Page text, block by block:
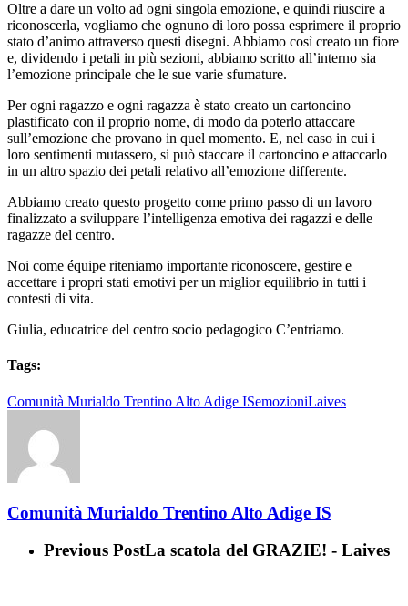
Oltre a dare un volto ad ogni singola emozione, e quindi riuscire a
riconoscerla, vogliamo che ognuno di loro possa esprimere il proprio
stato d’animo attraverso questi disegni. Abbiamo così creato un fiore
e, dividendo i petali in più sezioni, abbiamo scritto all’interno sia
l’emozione principale che le sue varie sfumature.
Per ogni ragazzo e ogni ragazza è stato creato un cartoncino
plastificato con il proprio nome, di modo da poterlo attaccare
sull’emozione che provano in quel momento. E, nel caso in cui i
loro sentimenti mutassero, si può staccare il cartoncino e attaccarlo
in un altro spazio dei petali relativo all’emozione differente.
Abbiamo creato questo progetto come primo passo di un lavoro
finalizzato a sviluppare l’intelligenza emotiva dei ragazzi e delle
ragazze del centro.
Noi come équipe riteniamo importante riconoscere, gestire e
accettare i propri stati emotivi per un miglior equilibrio in tutti i
contesti di vita.
Giulia, educatrice del centro socio pedagogico C’entriamo.
Tags:
Comunità Murialdo Trentino Alto Adige ISemozioniLaives
Comunità Murialdo Trentino Alto Adige IS
Previous PostLa scatola del GRAZIE! - Laives